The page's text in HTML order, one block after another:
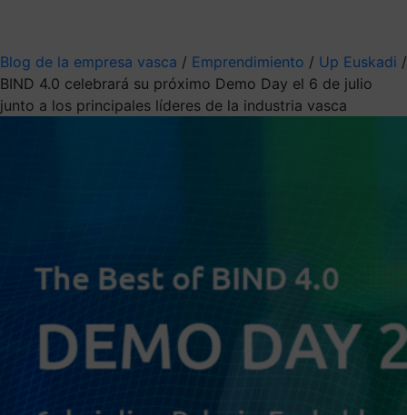
Blog de la empresa vasca / Emprendimiento / Up Euskadi /
BIND 4.0 celebrará su próximo Demo Day el 6 de julio
junto a los principales líderes de la industria vasca